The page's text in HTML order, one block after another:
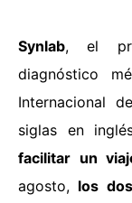
Synlab, el
diagnóstico
Internacional
siglas en
facilitar un
agosto, los